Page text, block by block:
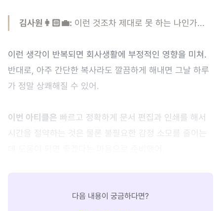
김사원👩🏻‍💼: 이런 것조차 제대로 못 하는 나인가...
이런 생각이 반복되면 회사생활에 부정적인 영향을 미쳐.
반대로, 아주 간단한 복사라도 깔끔하게 해내면 그날 하루
가 정말 상쾌해질 수 있어.
이번 아티클은 빠르고 정확하게 문서 편집과 인쇄를 해서
시간을 절약하는 것은 물론 불필요한 감정 소모를 줄이는
다음 내용이 궁금하다면?